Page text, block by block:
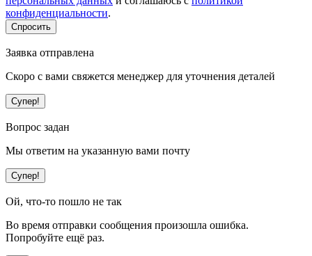
конфиденциальности.
Спросить
Заявка отправлена
Скоро с вами свяжется менеджер для уточнения деталей
Супер!
Вопрос задан
Мы ответим на указанную вами почту
Супер!
Ой, что-то пошло не так
Во время отправки сообщения произошла ошибка.
Попробуйте ещё раз.